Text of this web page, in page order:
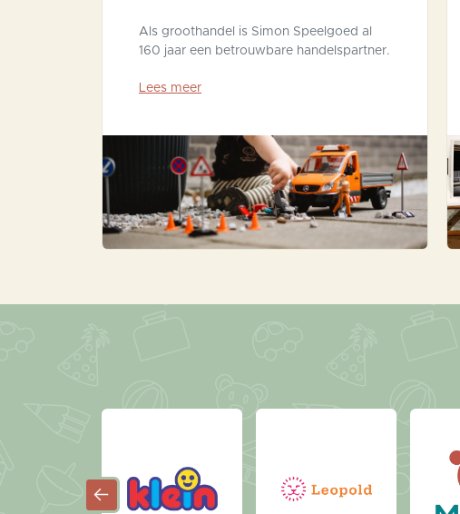
Als groothandel is Simon Speelgoed al
160 jaar een betrouwbare handelspartner.
Lees meer